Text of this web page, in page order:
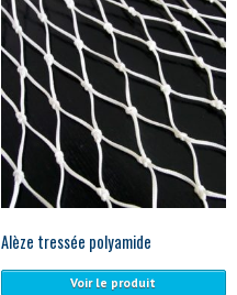
Alèze tressée polyamide
Voir le produit